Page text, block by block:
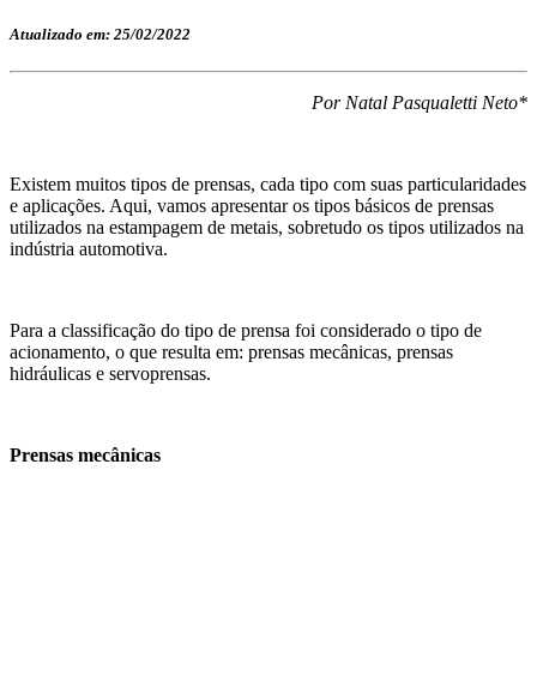
Atualizado em: 25/02/2022
Por Natal Pasqualetti Neto*
Existem muitos tipos de prensas, cada tipo com suas particularidades
e aplicações. Aqui, vamos apresentar os tipos básicos de prensas
utilizados na estampagem de metais, sobretudo os tipos utilizados na
indústria automotiva.
Para a classificação do tipo de prensa foi considerado o tipo de
acionamento, o que resulta em: prensas mecânicas, prensas
hidráulicas e servoprensas.
Prensas mecânicas